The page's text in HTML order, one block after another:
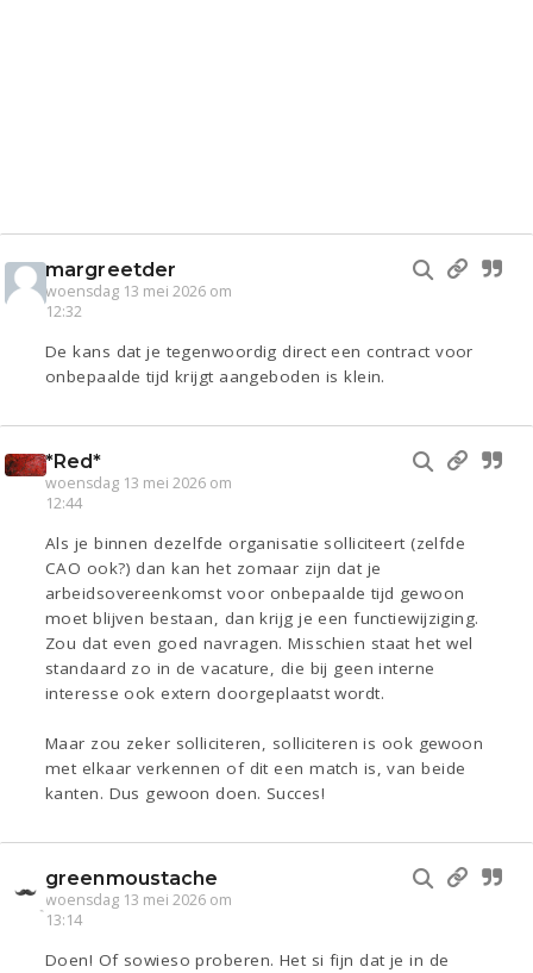
margreetder
woensdag 13 mei 2026 om
12:32
De kans dat je tegenwoordig direct een contract voor
onbepaalde tijd krijgt aangeboden is klein.
*Red*
woensdag 13 mei 2026 om
12:44
Als je binnen dezelfde organisatie solliciteert (zelfde
CAO ook?) dan kan het zomaar zijn dat je
arbeidsovereenkomst voor onbepaalde tijd gewoon
moet blijven bestaan, dan krijg je een functiewijziging.
Zou dat even goed navragen. Misschien staat het wel
standaard zo in de vacature, die bij geen interne
interesse ook extern doorgeplaatst wordt.
Maar zou zeker solliciteren, solliciteren is ook gewoon
met elkaar verkennen of dit een match is, van beide
kanten. Dus gewoon doen. Succes!
greenmoustache
woensdag 13 mei 2026 om
13:14
Doen! Of sowieso proberen. Het si fijn dat je in de